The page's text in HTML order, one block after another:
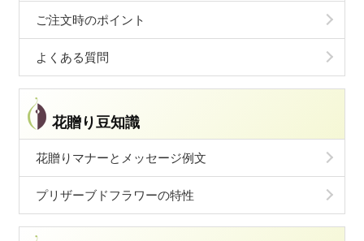
ご注文時のポイント
よくある質問
花贈り豆知識
花贈りマナーとメッセージ例文
プリザーブドフラワーの特性